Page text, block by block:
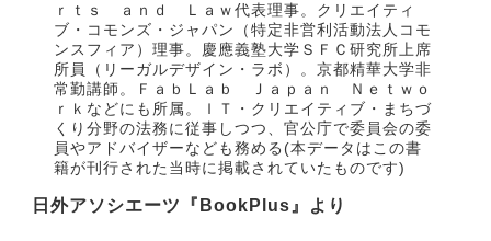
ｒｔｓ ａｎｄ Ｌａｗ代表理事。クリエイティ
ブ・コモンズ・ジャパン（特定非営利活動法人コモ
ンスフィア）理事。慶應義塾大学ＳＦＣ研究所上席
所員（リーガルデザイン・ラボ）。京都精華大学非
常勤講師。ＦａｂＬａｂ Ｊａｐａｎ Ｎｅｔｗｏ
ｒｋなどにも所属。ＩＴ・クリエイティブ・まちづ
くり分野の法務に従事しつつ、官公庁で委員会の委
員やアドバイザーなども務める(本データはこの書
籍が刊行された当時に掲載されていたものです)
日外アソシエーツ『BookPlus』より